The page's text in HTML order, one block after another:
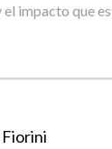
impacto que